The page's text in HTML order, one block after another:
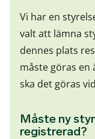
Vi har en
valt att lämna
dennes plats
måste göras en
ska det göras
Måste ny
registrerad?